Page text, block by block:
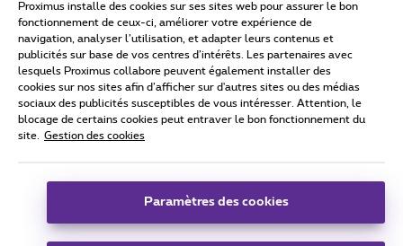
Conditions d'utilisation Accessibility statement
Tous droits réservés. © 2026
Conditions générales, info consommateur
Coordonnées de l’entreprise
Boulevard du Roi Albert II 27 - B-1030 Bruxelles.
Proximus installe des cookies sur ses sites web pour assurer le bon
fonctionnement de ceux-ci, améliorer votre expérience de
navigation, analyser l’utilisation, et adapter leurs contenus et
publicités sur base de vos centres d’intérêts. Les partenaires avec
lesquels Proximus collabore peuvent également installer des
cookies sur nos sites afin d’afficher sur d'autres sites ou des médias
sociaux des publicités susceptibles de vous intéresser. Attention, le
blocage de certains cookies peut entraver le bon fonctionnement du
site.
Gestion des cookies
Paramètres des cookies